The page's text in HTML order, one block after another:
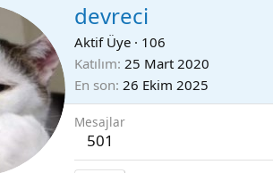
devreci
Aktif Üye · 106
Katılım 25 Mart 2020
En son 26 Ekim 2025
Mesajlar
501